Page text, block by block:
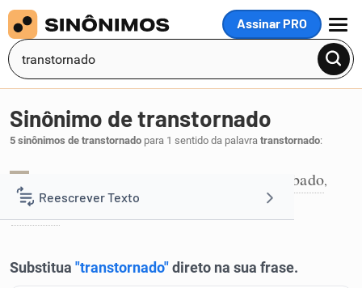
Assinar PRO
MENU
Reescrever Texto
Sinônimo de transtornado
5 sinônimos de transtornado para 1 sentido da palavra transtornado:
perturbado,
túrbido